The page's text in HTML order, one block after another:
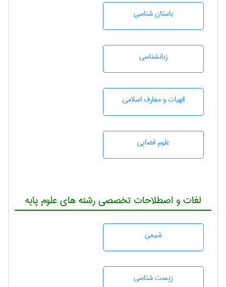
باستان شناسی
زبانشناسی
الهیات و معارف اسلامی
علوم قضایی
لغات و اصطلاحات تخصصی رشته های علوم پایه
شيمی
زيست شناسی